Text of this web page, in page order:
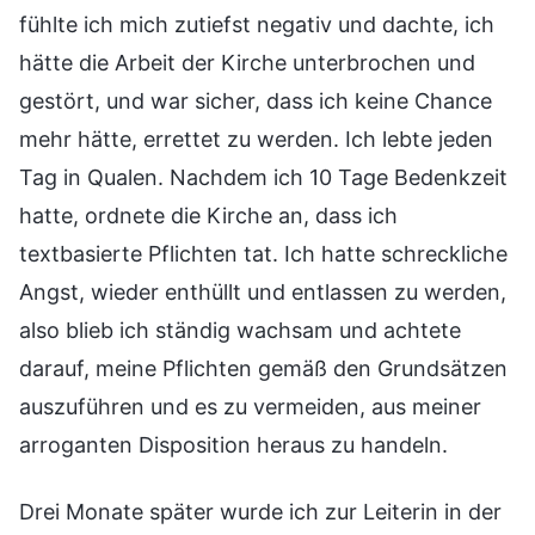
fühlte ich mich zutiefst negativ und dachte, ich
hätte die Arbeit der Kirche unterbrochen und
gestört, und war sicher, dass ich keine Chance
mehr hätte, errettet zu werden. Ich lebte jeden
Tag in Qualen. Nachdem ich 10 Tage Bedenkzeit
hatte, ordnete die Kirche an, dass ich
textbasierte Pflichten tat. Ich hatte schreckliche
Angst, wieder enthüllt und entlassen zu werden,
also blieb ich ständig wachsam und achtete
darauf, meine Pflichten gemäß den Grundsätzen
auszuführen und es zu vermeiden, aus meiner
arroganten Disposition heraus zu handeln.
Drei Monate später wurde ich zur Leiterin in der